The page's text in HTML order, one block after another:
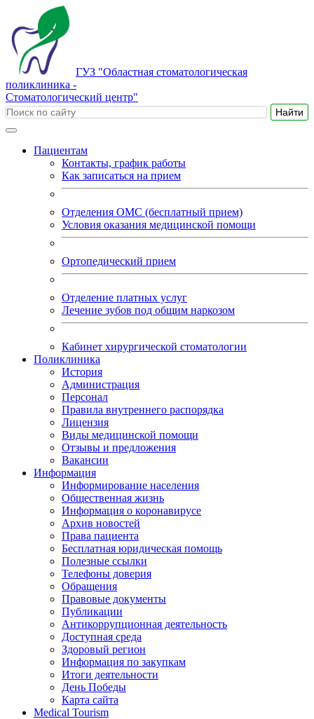
ГУЗ "Областная стоматологическая
поликлиника -
Стоматологический центр"
Пациентам
Контакты, график работы
Как записаться на прием
Отделения ОМС (бесплатный прием)
Условия оказания медицинской помощи
Ортопедический прием
Отделение платных услуг
Лечение зубов под общим наркозом
Кабинет хирургической стоматологии
Поликлиника
История
Администрация
Персонал
Правила внутреннего распорядка
Лицензия
Виды медицинской помощи
Отзывы и предложения
Вакансии
Информация
Информирование населения
Общественная жизнь
Информация о коронавирусе
Архив новостей
Права пациента
Бесплатная юридическая помощь
Полезные ссылки
Телефоны доверия
Обращения
Правовые документы
Публикации
Антикоррупционная деятельность
Доступная среда
Здоровый регион
Информация по закупкам
Итоги деятельности
День Победы
Карта сайта
Medical Tourism